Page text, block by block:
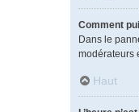
Comment
Dans le
modérateurs
Haut